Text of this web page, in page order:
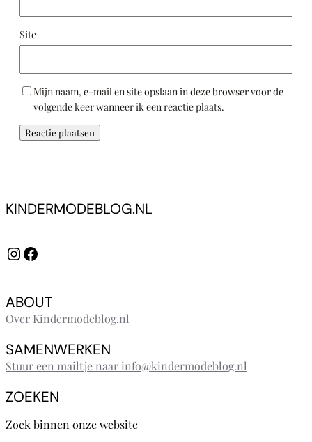
Site
Mijn naam, e-mail en site opslaan in deze browser voor de
volgende keer wanneer ik een reactie plaats.
KINDERMODEBLOG.NL
InstagramFacebook
ABOUT
Over Kindermodeblog.nl
SAMENWERKEN
Stuur een mailtje naar info@kindermodeblog.nl
ZOEKEN
Zoek binnen onze website